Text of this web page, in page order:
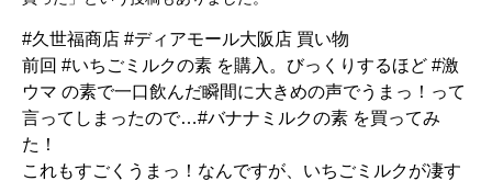
#久世福商店 #ディアモール大阪店 買い物
前回 #いちごミルクの素 を購入。びっくりするほど #激
ウマ の素で一口飲んだ瞬間に大きめの声でうまっ！って
言ってしまったので…#バナナミルクの素 を買ってみ
た！
これもすごくうまっ！なんですが、いちごミルクが凄す